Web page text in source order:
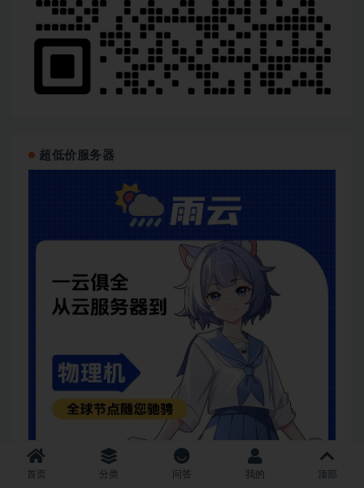
超低价服务器
首页 分类 问答 我的 顶部